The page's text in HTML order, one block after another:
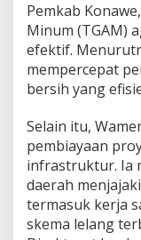
Pemkab
Minum (TGAM)
efektif.
mempercepat
bersih yang
Selain itu,
pembiayaan
infrastruktur. Ia
daerah
termasuk kerja
skema lelang